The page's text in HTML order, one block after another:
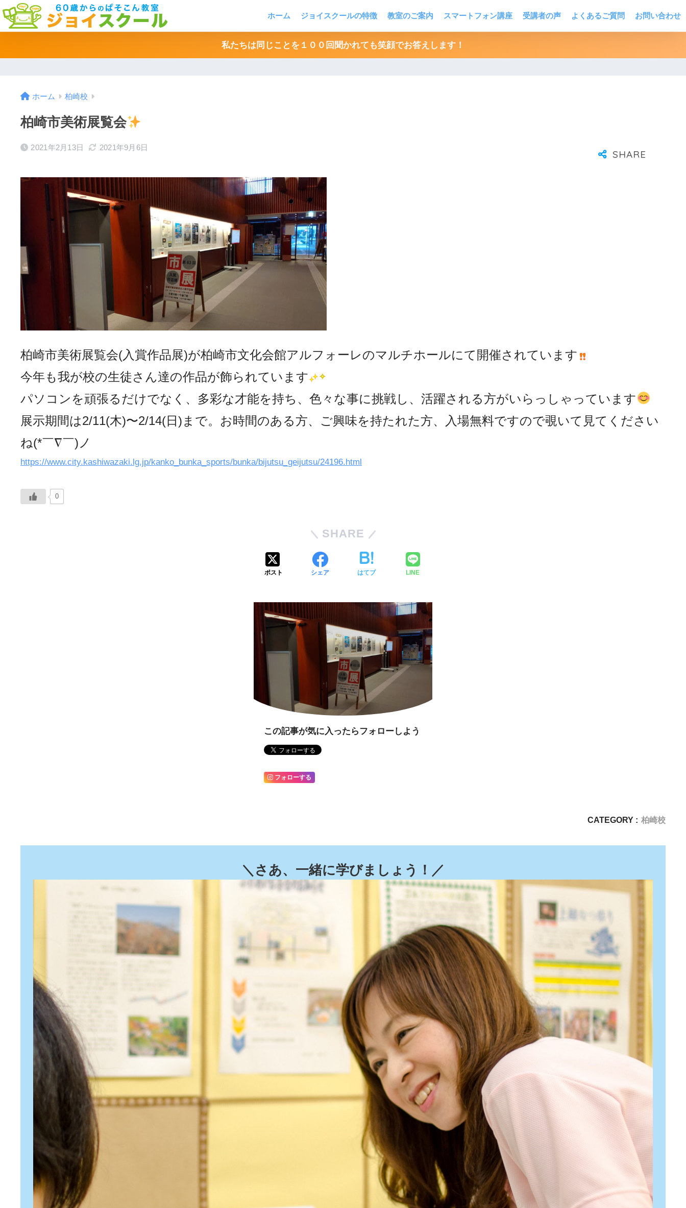
ホーム ジョイスクールの特徴 教室のご案内 スマートフォン講座 受講者の声 よくあるご質問 お問い合わせ
私たちは同じことを１００回聞かれても笑顔でお答えします！
ホーム 柏崎校
柏崎市美術展覧会
2021年2月13日 2021年9月6日
柏崎市美術展覧会(入賞作品展)が柏崎市文化会館アルフォーレのマルチホールにて開催されています
今年も我が校の生徒さん達の作品が飾られています
パソコンを頑張るだけでなく、多彩な才能を持ち、色々な事に挑戦し、活躍される方がいらっしゃっています
展示期間は2/11(木)〜2/14(日)まで。お時間のある方、ご興味を持たれた方、入場無料ですので覗いて見てください
ね(*￣∇￣)ノ
https://www.city.kashiwazaki.lg.jp/kanko_bunka_sports/bunka/bijutsu_geijutsu/24196.html
0
SHARE
ポスト シェア はてブ LINE
この記事が気に入ったらフォローしよう
フォローする
CATEGORY : 柏崎校
＼さあ、一緒に学びましょう！／